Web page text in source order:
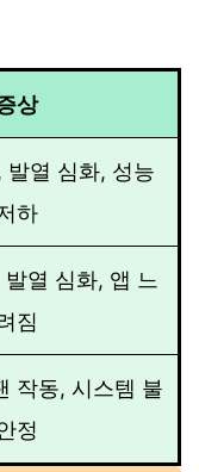
상
발열 심화, 성능
하
열 심화, 앱 느
짐
작동, 시스템 불
정